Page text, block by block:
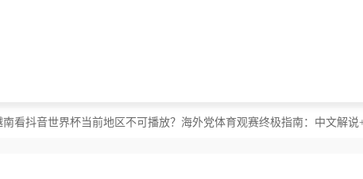
南看抖音世界杯当前地区不可播放？海外党体育观赛终极指南：中文解说